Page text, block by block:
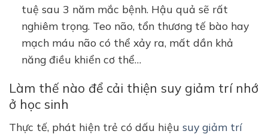
tuệ sau 3 năm mắc bệnh. Hậu quả sẽ rất
nghiêm trọng. Teo não, tổn thương tế bào hay
mạch máu não có thể xảy ra, mất dần khả
năng điều khiển cơ thể…
Làm thế nào để cải thiện suy giảm trí nhớ
ở học sinh
Thực tế, phát hiện trẻ có dấu hiệu suy giảm trí